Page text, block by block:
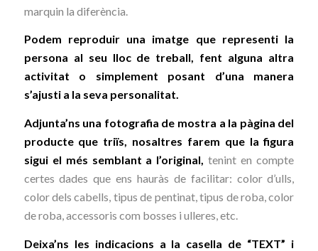
marquin la diferència.
Podem reproduir una imatge que representi la
persona al seu lloc de treball, fent alguna altra
activitat o simplement posant d’una manera
s’ajusti a la seva personalitat.
Adjunta’ns una fotografia de mostra a la pàgina del
producte que triïs, nosaltres farem que la figura
sigui el més semblant a l’original, tenint en compte
certes dades que ens hauràs de facilitar: color d’ulls,
color dels cabells, tipus de pentinat, tipus de roba, color
de roba, accessoris com bosses i ulleres, etc.
Deixa’ns les indicacions a la casella de “TEXT” i